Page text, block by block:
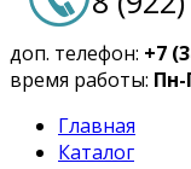
доп. телефон: +7
время работы: Пн-
Главная
Каталог